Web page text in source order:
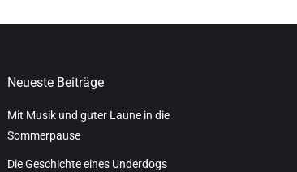
Neueste Beiträge
Mit Musik und guter Laune in die
Sommerpause
Die Geschichte eines Underdogs